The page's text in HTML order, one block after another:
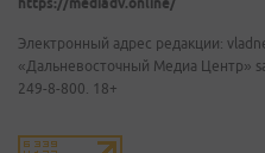
https://mediadv.online/
Электронный адрес редакции:
«Дальневосточный Медиа Центр»
249-8-800. 18+